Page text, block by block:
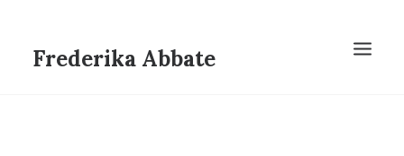
Frederika Abbate